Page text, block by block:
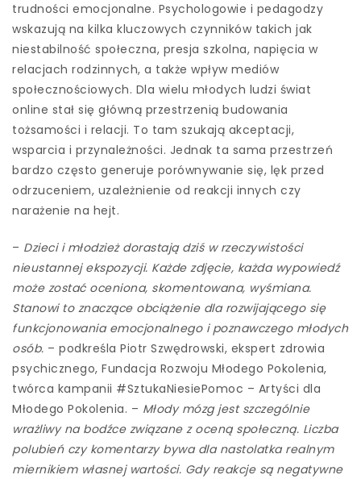
trudności emocjonalne. Psychologowie i pedagodzy
wskazują na kilka kluczowych czynników takich jak
niestabilność społeczna, presja szkolna, napięcia w
relacjach rodzinnych, a także wpływ mediów
społecznościowych. Dla wielu młodych ludzi świat
online stał się główną przestrzenią budowania
tożsamości i relacji. To tam szukają akceptacji,
wsparcia i przynależności. Jednak ta sama przestrzeń
bardzo często generuje porównywanie się, lęk przed
odrzuceniem, uzależnienie od reakcji innych czy
narażenie na hejt.
– Dzieci i młodzież dorastają dziś w rzeczywistości
nieustannej ekspozycji. Każde zdjęcie, każda wypowiedź
może zostać oceniona, skomentowana, wyśmiana.
Stanowi to znaczące obciążenie dla rozwijającego się
funkcjonowania emocjonalnego i poznawczego młodych
osób. – podkreśla Piotr Szwędrowski, ekspert zdrowia
psychicznego, Fundacja Rozwoju Młodego Pokolenia,
twórca kampanii #SztukaNiesiePomoc – Artyści dla
Młodego Pokolenia. – Młody mózg jest szczególnie
wrażliwy na bodźce związane z oceną społeczną. Liczba
polubień czy komentarzy bywa dla nastolatka realnym
miernikiem własnej wartości. Gdy reakcje są negatywne